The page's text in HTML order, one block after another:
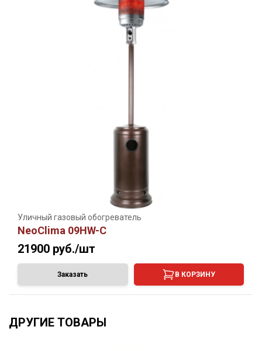
Уличный газовый обогреватель
NeoClima 09HW-С
21900 руб./шт
Заказать В КОРЗИНУ
ДРУГИЕ ТОВАРЫ